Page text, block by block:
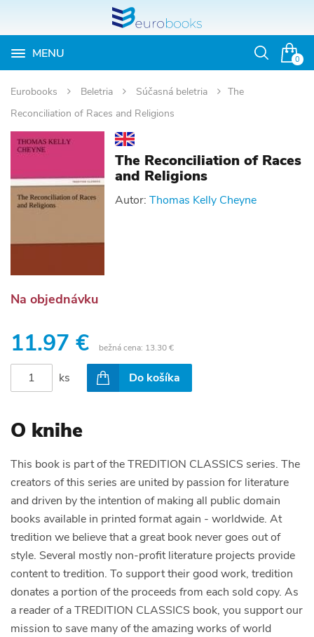
0
MENU
Otvoriť
Eurobooks Beletria Súčasná beletria
The
Reconciliation of Races and Religions
The Reconciliation of Races
and Religions
Autor: Thomas Kelly Cheyne
Na objednávku
11.97 € bežná cena: 13.30 €
ks Do košíka
O knihe
This book is part of the TREDITION CLASSICS series. The
creators of this series are united by passion for literature
and driven by the intention of making all public domain
books available in printed format again - worldwide. At
tredition we believe that a great book never goes out of
style. Several mostly non-profit literature projects provide
content to tredition. To support their good work, tredition
donates a portion of the proceeds from each sold copy. As
a reader of a TREDITION CLASSICS book, you support our
mission to save many of the amazing works of world